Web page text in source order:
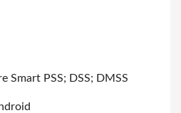
Smart PSS; DSS; DMSS